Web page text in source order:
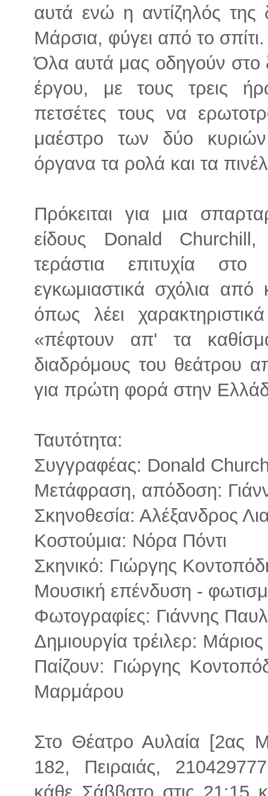
αυτά ενώ η αντίζηλός της
Μάρσια, φύγει από το σπίτι.
Όλα αυτά μας οδηγούν στο
έργου, με τους τρεις
πετσέτες τους να
μαέστρο των δύο
όργανα τα ρολά και τα
Πρόκειται για μια
είδους Donald
τεράστια επιτυχία στο
εγκωμιαστικά σχόλια από
όπως λέει
«πέφτουν απ' τα
διαδρόμους του θεάτρου
για πρώτη φορά στην
Ταυτότητα:
Συγγραφέας: Donald
Μετάφραση, απόδοση:
Σκηνοθεσία: Αλέξανδρος
Κοστούμια: Νόρα Πόντι
Σκηνικό: Γιώργης
Μουσική επένδυση -
Φωτογραφίες: Γιάννης
Δημιουργία τρέιλερ:
Παίζουν: Γιώργης
Μαρμάρου
Στο Θέατρο Αυλαία [2ας
182, Πειραιάς,
κάθε Σάββατο στις 21:15